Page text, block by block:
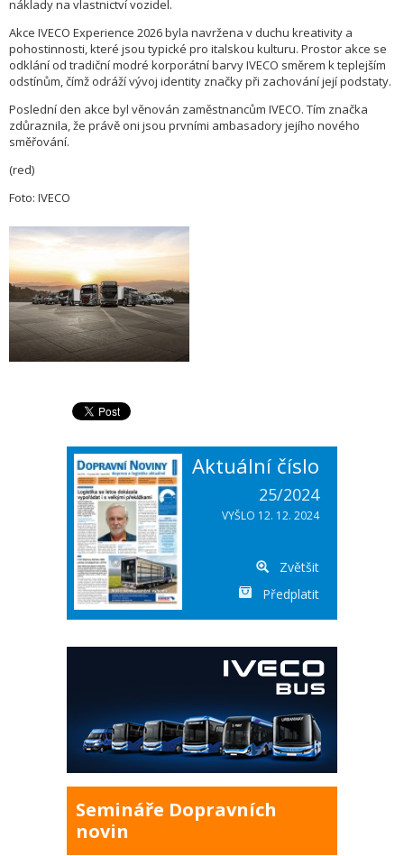
náklady na vlastnictví vozidel.
Akce IVECO Experience 2026 byla navržena v duchu kreativity a
pohostinnosti, které jsou typické pro italskou kulturu. Prostor akce se
odklání od tradiční modré korporátní barvy IVECO směrem k teplejším
odstínům, čímž odráží vývoj identity značky při zachování její podstaty.
Poslední den akce byl věnován zaměstnancům IVECO. Tím značka
zdůraznila, že právě oni jsou prvními ambasadory jejího nového
směřování.
(red)
Foto: IVECO
Aktuální číslo
25/2024
VYŠLO 12. 12. 2024
Zvětšit
Předplatit
Semináře Dopravních
novin